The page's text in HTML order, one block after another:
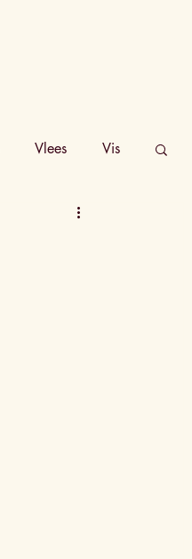
Vlees Vis